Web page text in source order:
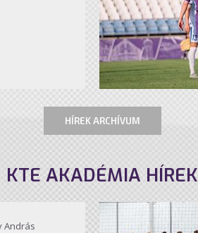
HÍREK ARCHÍVUM
KTE AKADÉMIA HÍREK
András